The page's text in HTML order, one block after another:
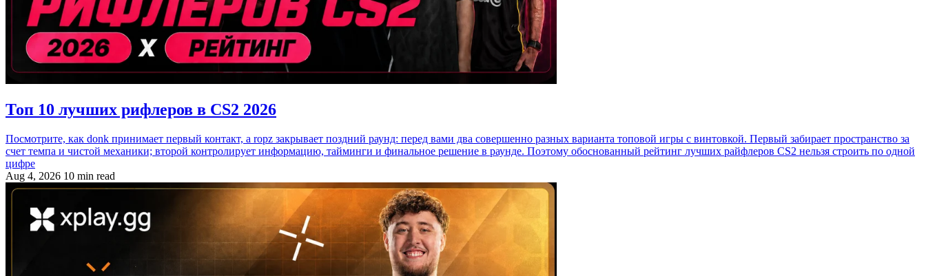
Топ 10 лучших рифлеров в CS2 2026
Посмотрите, как donk принимает первый контакт, а ropz закрывает поздний раунд: перед вами два совершенно разных варианта топовой игры с винтовкой. Первый забирает пространство за
счет темпа и чистой механики; второй контролирует информацию, тайминги и финальное решение в раунде. Поэтому обоснованный рейтинг лучших райфлеров CS2 нельзя строить по одной
цифре
Aug 4, 2026 10 min read